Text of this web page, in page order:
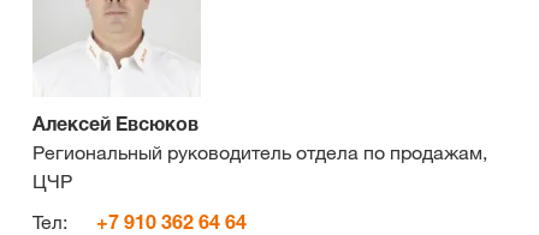
Алексей Евсюков
Региональный руководитель отдела по продажам,
ЦЧР
Тел:
+7 910 362 64 64